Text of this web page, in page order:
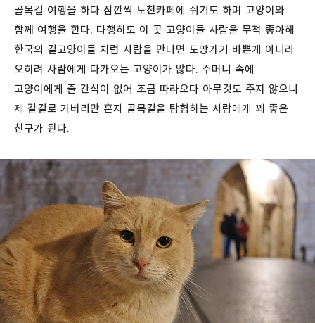
골목길 여행을 하다 잠깐씩 노천카페에 쉬기도 하며 고양이와
함께 여행을 한다. 다행히도 이 곳 고양이들 사람을 무척 좋아해
한국의 길고양이들 처럼 사람을 만나면 도망가기 바쁜게 아니라
오히려 사람에게 다가오는 고양이가 많다. 주머니 속에
고양이에게 줄 간식이 없어 조금 따라오다 아무것도 주지 않으니
제 갈길로 가버리만 혼자 골목길을 탐험하는 사람에게 꽤 좋은
친구가 된다.